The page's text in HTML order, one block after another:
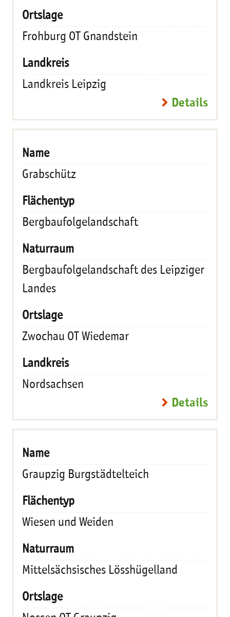
Frohburg OT Gnandstein
Landkreis Leipzig
Details
Grabschütz
Bergbaufolgelandschaft
Bergbaufolgelandschaft des Leipziger
Landes
Zwochau OT Wiedemar
Nordsachsen
Details
Graupzig Burgstädtelteich
Wiesen und Weiden
Mittelsächsisches Lösshügelland